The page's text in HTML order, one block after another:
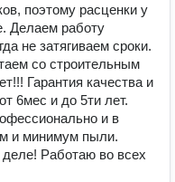
поэтому расценки у
Делаем работу
не затягиваем сроки.
со строительным
Гарантия качества и
6мес и до 5ти лет.
и в
и минимум пыли.
деле! Работаю во всех